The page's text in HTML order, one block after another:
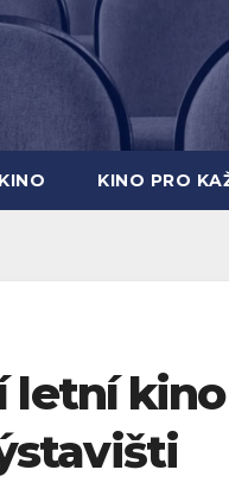
KINO PRO
kino